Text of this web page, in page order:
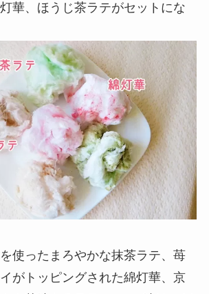
華、ほうじ茶ラテがセットにな
使ったまろやかな抹茶ラテ、苺
がトッピングされた綿灯華、京